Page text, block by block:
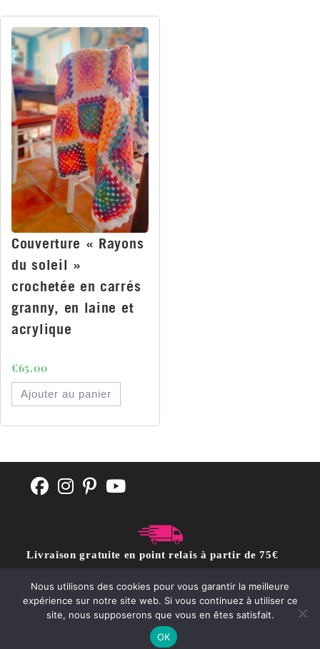
Couverture « Rayons
du soleil »
crochetée en carrés
granny, en laine et
acrylique
€65.00
Ajouter au panier
Livraison gratuite en point relais à partir de 75€
CGV POLITIQUE DE CONFIDENTIALITÉ
Nous utilisons des cookies pour vous garantir la meilleure
expérience sur notre site web. Si vous continuez à utiliser ce
site, nous supposerons que vous en êtes satisfait.
OK